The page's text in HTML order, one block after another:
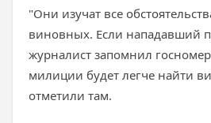
"Они изучат все
виновных. Если нападавший
журналист запомнил
милиции будет легче найти
отметили там.